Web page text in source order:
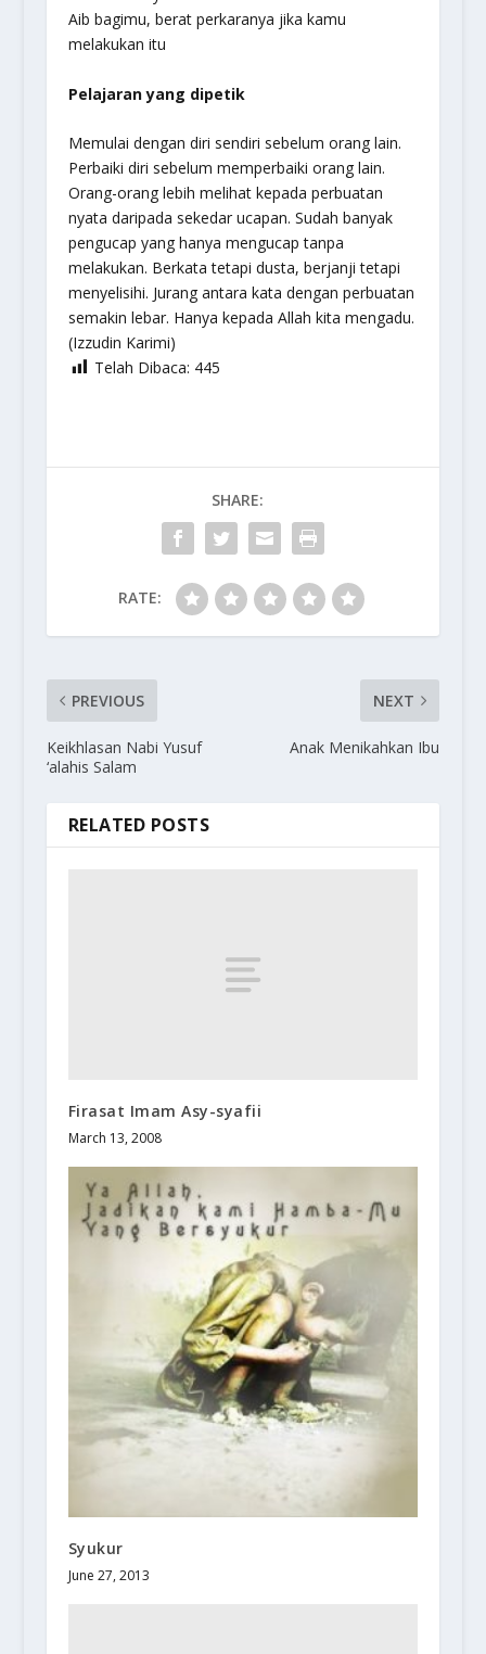
Aib bagimu, berat perkaranya jika kamu
melakukan itu
Pelajaran yang dipetik
Memulai dengan diri sendiri sebelum orang lain.
Perbaiki diri sebelum memperbaiki orang lain.
Orang-orang lebih melihat kepada perbuatan
nyata daripada sekedar ucapan. Sudah banyak
pengucap yang hanya mengucap tanpa
melakukan. Berkata tetapi dusta, berjanji tetapi
menyelisihi. Jurang antara kata dengan perbuatan
semakin lebar. Hanya kepada Allah kita mengadu.
(Izzudin Karimi)
Telah Dibaca: 445
SHARE:
RATE:
PREVIOUS
Keikhlasan Nabi Yusuf
‘alahis Salam
NEXT
Anak Menikahkan Ibu
RELATED POSTS
Firasat Imam Asy-syafii
March 13, 2008
Syukur
June 27, 2013